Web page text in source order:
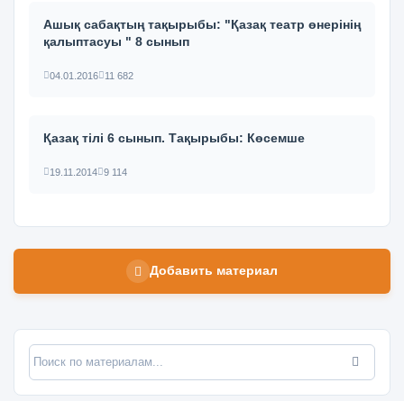
Ашық сабақтың тақырыбы: "Қазақ театр өнерінің
қалыптасуы " 8 сынып
04.01.2016 11 682
Қазақ тілі 6 сынып. Тақырыбы: Көсемше
19.11.2014 9 114
Добавить материал